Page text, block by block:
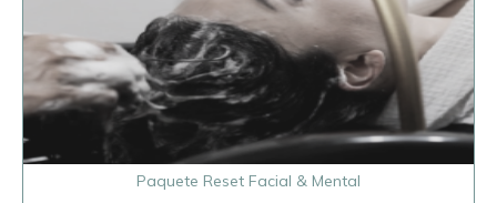
Paquete Reset Facial & Mental